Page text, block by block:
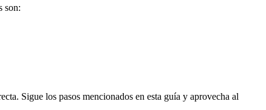
son:
Sigue los pasos mencionados en esta guía y aprovecha al